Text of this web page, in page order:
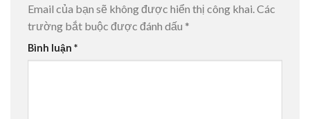
Email của bạn sẽ không được hiển thị công khai.Các
trường bắt buộc được đánh dấu *
Bình luận *